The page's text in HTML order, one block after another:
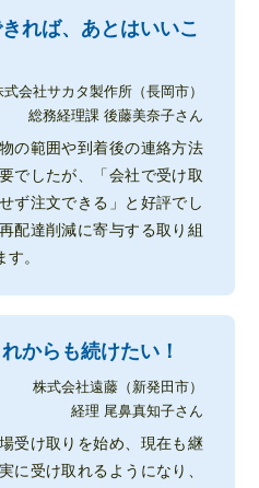
れば、あとはいいこ
式会社サカタ製作所（長岡市）
総務経理課 後藤美奈子さん
の範囲や到着後の連絡方法
でしたが、「会社で受け取
ず注文できる」と好評でし
配達削減に寄与する取り組
。
からも続けたい！
株式会社遠藤（新発田市）
経理 尾鼻真知子さん
受け取りを始め、現在も継
に受け取れるようになり、